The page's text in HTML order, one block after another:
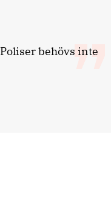
Poliser behövs inte